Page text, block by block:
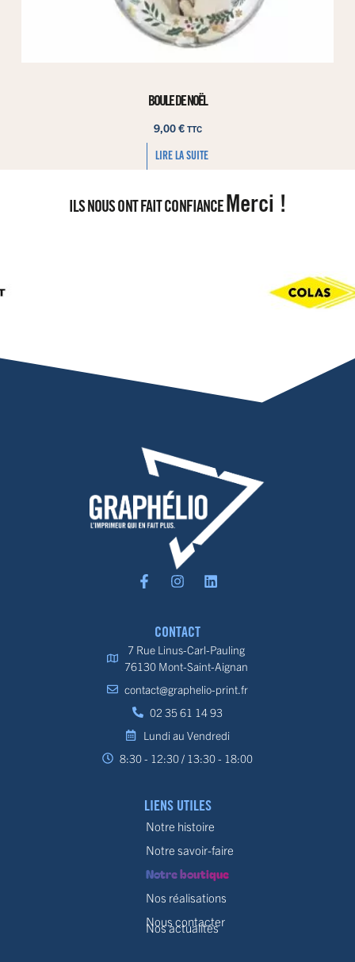
BOULE DE NOËL
9,00€ TTC
LIRE LA SUITE
ILS NOUS ONT FAIT CONFIANCE Merci !
CONTACT
7 Rue Linus-Carl-Pauling
76130 Mont-Saint-Aignan
contact@graphelio-print.fr
02 35 61 14 93
Lundi au Vendredi
8:30 - 12:30 / 13:30 - 18:00
LIENS UTILES
Notre histoire
Notre savoir-faire
Notre boutique
Nos réalisations
Nous contacter
Nos actualités